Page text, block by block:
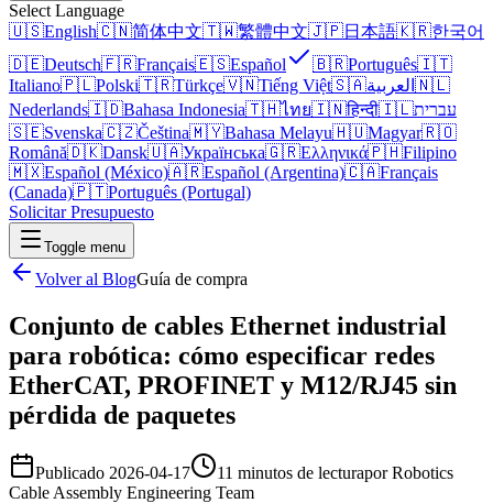
Select Language
🇺🇸English🇨🇳简体中文🇹🇼繁體中文🇯🇵日本語🇰🇷한국어
🇩🇪Deutsch🇫🇷Français🇪🇸Español 🇧🇷Português🇮🇹
Italiano🇵🇱Polski🇹🇷Türkçe🇻🇳Tiếng Việt🇸🇦العربية 🇳🇱
Nederlands🇮🇩Bahasa Indonesia🇹🇭ไทย🇮🇳हिन्दी🇮🇱עברית
🇸🇪Svenska🇨🇿Čeština🇲🇾Bahasa Melayu🇭🇺Magyar🇷🇴
Română🇩🇰Dansk🇺🇦Українська🇬🇷Ελληνικά🇵🇭Filipino
🇲🇽Español (México)🇦🇷Español (Argentina)🇨🇦Français
(Canada)🇵🇹Português (Portugal)
Solicitar Presupuesto
Toggle menu
Volver al BlogGuía de compra
Conjunto de cables Ethernet industrial
para robótica: cómo especificar redes
EtherCAT, PROFINET y M12/RJ45 sin
pérdida de paquetes
Publicado 2026-04-17 11 minutos de lecturapor Robotics
Cable Assembly Engineering Team